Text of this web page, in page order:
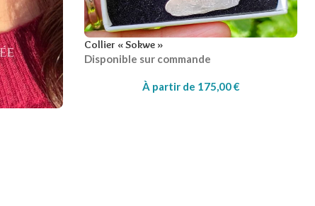
Collier « Sokwe »
Disponible sur commande
À partir de 175,00€